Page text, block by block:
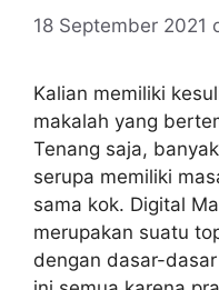
18 September 2021
Kalian memiliki
makalah yang
Tenang saja,
serupa memiliki
sama kok. Digital
merupakan suatu
dengan dasar-